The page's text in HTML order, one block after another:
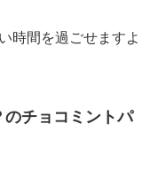
時間を過ごせますよ
チョコミントパ